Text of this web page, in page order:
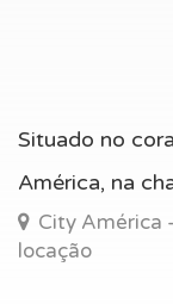
Situado no
América, na
City América
locação